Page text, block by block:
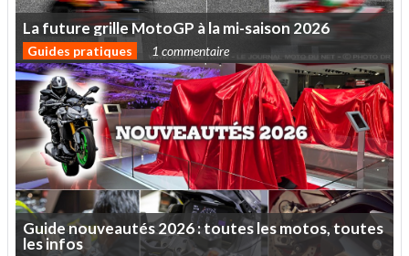
Lafuturegrille MotoGP àlami-saison 2026
Guides pratiques 1 commentaire
Guidenouveautés2026:touteslesmotos,toutes
lesinfos